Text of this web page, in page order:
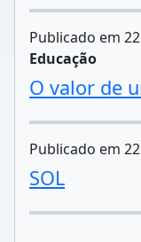
Publicado em
Educação
O valor de
Publicado em
SOL